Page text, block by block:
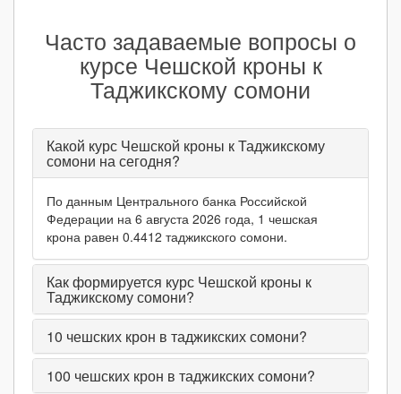
Часто задаваемые вопросы о
курсе Чешской кроны к
Таджикскому сомони
Какой курс Чешской кроны к Таджикскому
сомони на сегодня?
По данным Центрального банка Российской
Федерации на 6 августа 2026 года, 1 чешская
крона равен 0.4412 таджикского сомони.
Как формируется курс Чешской кроны к
Таджикскому сомони?
10 чешских крон в таджикских сомони?
100 чешских крон в таджикских сомони?